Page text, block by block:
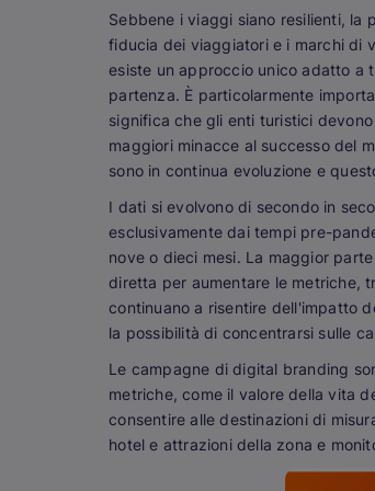
Sebbene i viaggi siano resilienti, la
fiducia dei viaggiatori e i marchi di
esiste un approccio unico adatto a
partenza. È particolarmente
significa che gli enti turistici
maggiori minacce al successo del
sono in continua evoluzione e
I dati si evolvono di secondo in
esclusivamente dai tempi pre-
nove o dieci mesi. La maggior
diretta per aumentare le metriche,
continuano a risentire dell'impatto
la possibilità di concentrarsi sulle
Le campagne di digital branding
metriche, come il valore della vita
consentire alle destinazioni di
hotel e attrazioni della zona e